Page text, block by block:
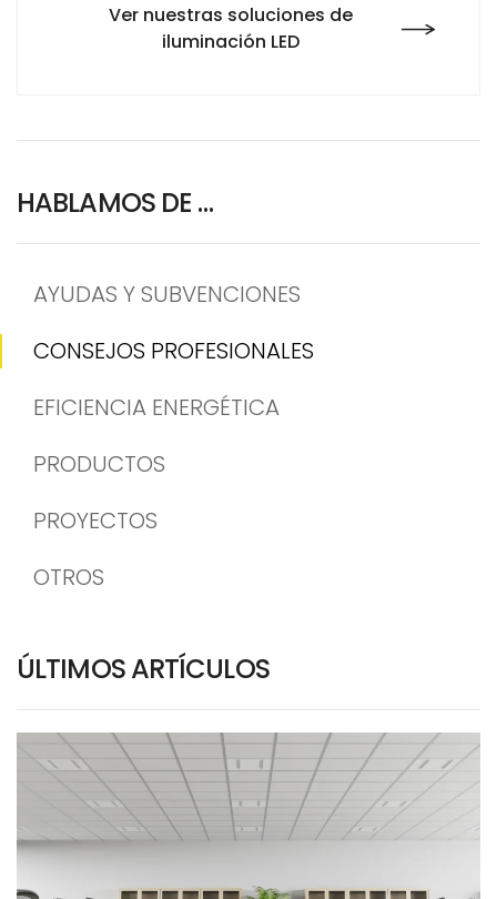
Ver nuestras soluciones de
iluminación LED
HABLAMOS DE …
AYUDAS Y SUBVENCIONES
CONSEJOS PROFESIONALES
EFICIENCIA ENERGÉTICA
PRODUCTOS
PROYECTOS
OTROS
ÚLTIMOS ARTÍCULOS